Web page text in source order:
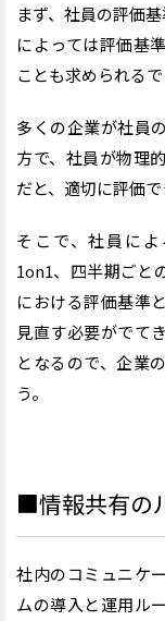
まず、社員の評価
によっては評価基
ことも求められるで
多くの企業が社員
方で、社員が物理
だと、適切に評価
そこで、社員に
1on1、四半期ごと
における評価基準
見直す必要がでて
となるので、企業
う。
■情報共有の
社内のコミュニケ
ムの導入と運用ル